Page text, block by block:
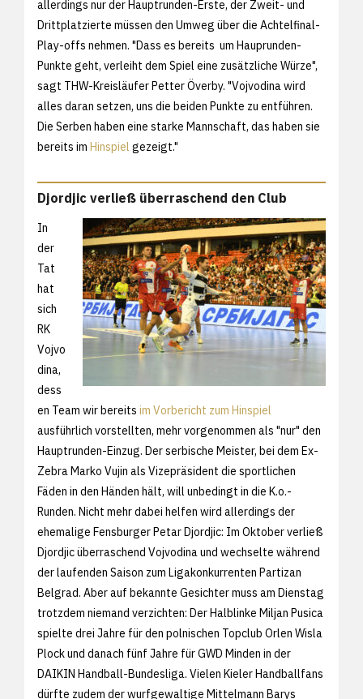
allerdings nur der Hauptrunden-Erste, der Zweit- und
Drittplatzierte müssen den Umweg über die Achtelfinal-
Play-offs nehmen. "Dass es bereits um Hauprunden-
Punkte geht, verleiht dem Spiel eine zusätzliche Würze",
sagt THW-Kreisläufer Petter Överby. "Vojvodina wird
alles daran setzen, uns die beiden Punkte zu entführen.
Die Serben haben eine starke Mannschaft, das haben sie
bereits im Hinspiel gezeigt."
Djordjic verließ überraschend den Club
In
der
Tat
hat
sich
RK
Vojvo
dina,
dess
en Team wir bereits im Vorbericht zum Hinspiel
ausführlich vorstellten, mehr vorgenommen als "nur" den
Hauptrunden-Einzug. Der serbische Meister, bei dem Ex-
Zebra Marko Vujin als Vizepräsident die sportlichen
Fäden in den Händen hält, will unbedingt in die K.o.-
Runden. Nicht mehr dabei helfen wird allerdings der
ehemalige Fensburger Petar Djordjic: Im Oktober verließ
Djordjic überraschend Vojvodina und wechselte während
der laufenden Saison zum Ligakonkurrenten Partizan
Belgrad. Aber auf bekannte Gesichter muss am Dienstag
trotzdem niemand verzichten: Der Halblinke Miljan Pusica
spielte drei Jahre für den polnischen Topclub Orlen Wisla
Plock und danach fünf Jahre für GWD Minden in der
DAIKIN Handball-Bundesliga. Vielen Kieler Handballfans
dürfte zudem der wurfgewaltige Mittelmann Barys